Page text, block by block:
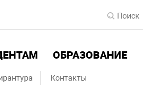
ОБРАЗОВАНИЕ
Контакты